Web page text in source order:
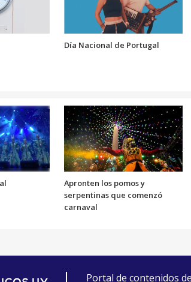
Día Nacional de Portugal
Apronten los pomos y
serpentinas que comenzó
carnaval
Portal de contenidos